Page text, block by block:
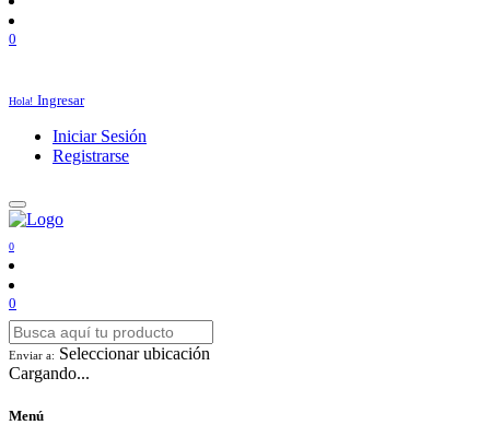
0
Hola! Ingresar
Iniciar Sesión
Registrarse
0
0
Enviar a: Seleccionar ubicación
Cargando...
Menú